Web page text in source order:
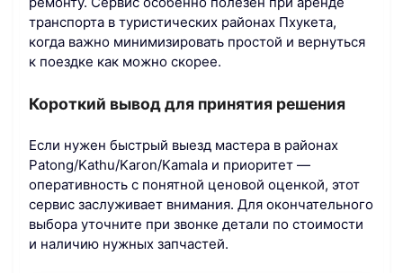
транспорта в туристических районах Пхукета,
когда важно минимизировать простой и вернуться
к поездке как можно скорее.
Короткий вывод для принятия решения
Если нужен быстрый выезд мастера в районах
Patong/Kathu/Karon/Kamala и приоритет —
оперативность с понятной ценовой оценкой, этот
сервис заслуживает внимания. Для окончательного
выбора уточните при звонке детали по стоимости
и наличию нужных запчастей.